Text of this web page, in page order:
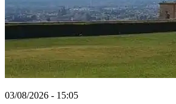
03/08/2026 - 15:05